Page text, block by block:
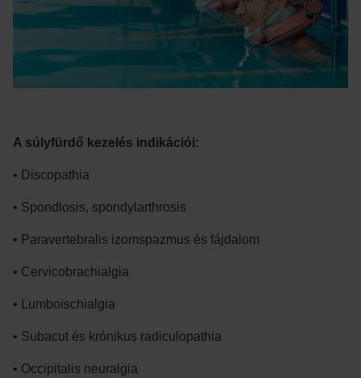
A súlyfürdő kezelés indikációi:
• Discopathia
• Spondlosis, spondylarthrosis
• Paravertebralis izomspazmus és fájdalom
• Cervicobrachialgia
• Lumboischialgia
• Subacut és krónikus radiculopathia
• Occipitalis neuralgia